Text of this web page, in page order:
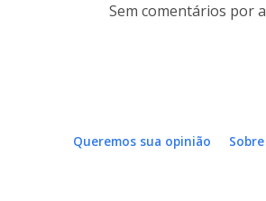
Sem comentários por
Queremos sua opinião Sobre